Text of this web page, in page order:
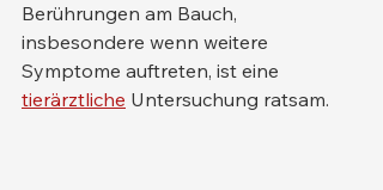
Berührungen am Bauch,
insbesondere wenn weitere
Symptome auftreten, ist eine
tierärztliche Untersuchung ratsam.